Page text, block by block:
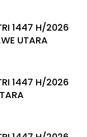
1447 H/2026
UTARA
1447 H/2026